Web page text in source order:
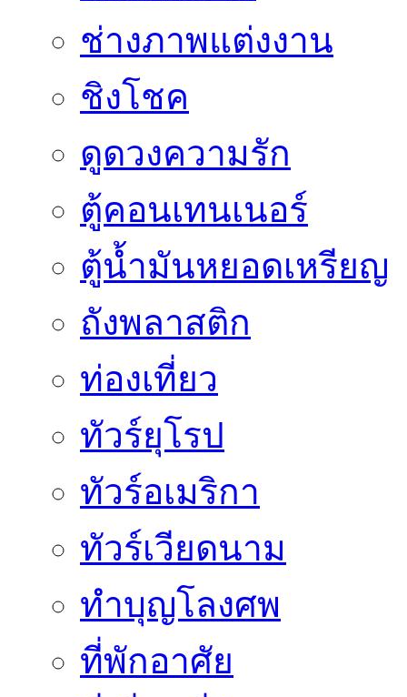
ช่างภาพแต่งงาน
ชิงโชค
ดูดวงความรัก
ตู้คอนเทนเนอร์
ตู้น้ำมันหยอดเหรียญ
ถังพลาสติก
ท่องเที่ยว
ทัวร์ยุโรป
ทัวร์อเมริกา
ทัวร์เวียดนาม
ทำบุญโลงศพ
ที่พักอาศัย